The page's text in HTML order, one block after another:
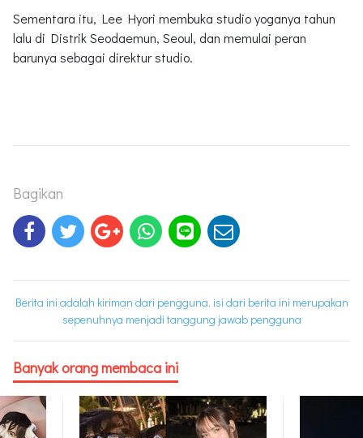
Sementara itu, Lee Hyori membuka studio yoganya tahun
lalu di Distrik Seodaemun, Seoul, dan memulai peran
barunya sebagai direktur studio.
Bagikan
Berita ini adalah kiriman dari pengguna, isi dari berita ini merupakan
sepenuhnya menjadi tanggung jawab pengguna
Banyak orang membaca ini